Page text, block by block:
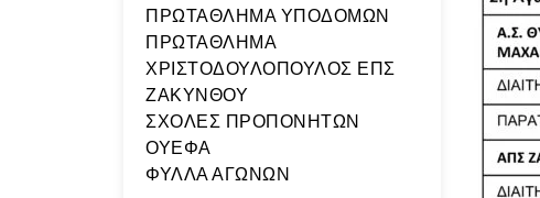
ΠΡΩΤΑΘΛΗΜΑ ΥΠΟΔΟΜΩΝ
ΠΡΩΤΑΘΛΗΜΑ
ΧΡΙΣΤΟΔΟΥΛΟΠΟΥΛΟΣ ΕΠΣ
ΖΑΚΥΝΘΟΥ
ΣΧΟΛΕΣ ΠΡΟΠΟΝΗΤΩΝ
ΟΥΕΦΑ
ΦΥΛΛΑ ΑΓΩΝΩΝ